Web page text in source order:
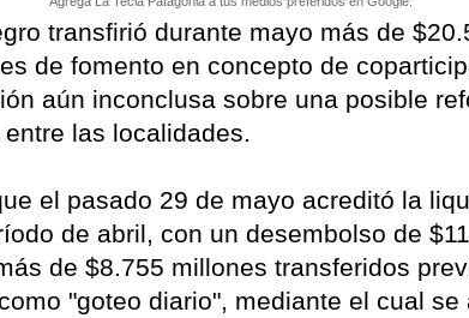
transfirió durante mayo más de
de fomento en concepto de
aún inconclusa sobre una posible
las localidades.
el pasado 29 de mayo acreditó la
de abril, con un desembolso de
de $8.755 millones transferidos
"goteo diario", mediante el cual se